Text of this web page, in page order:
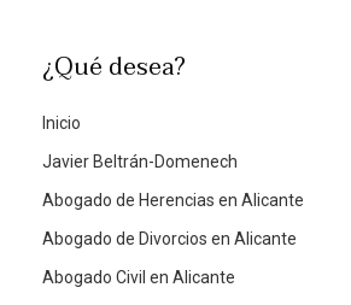
¿Qué desea?
Inicio
Javier Beltrán-Domenech
Abogado de Herencias en Alicante
Abogado de Divorcios en Alicante
Abogado Civil en Alicante